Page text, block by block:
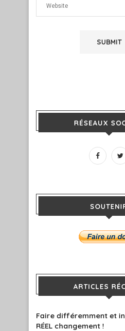
RÉSEAUX
ARTICLES
Faire différemment et
RÉEL changement !